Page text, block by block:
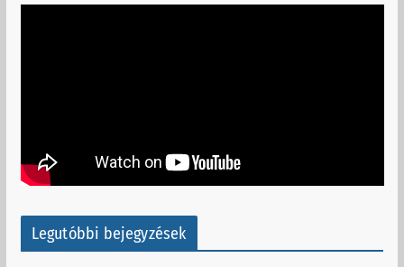
Legutóbbi bejegyzések